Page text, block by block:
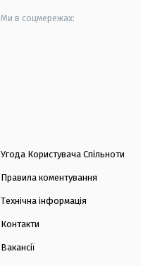
Ми в соцмережах:
Угода Користувача Спільноти
Правила коментування
Технічна інформація
Контакти
Вакансії